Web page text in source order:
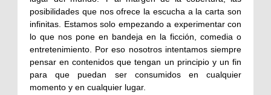
posibilidades que nos ofrece la escucha a la carta son
infinitas. Estamos solo empezando a experimentar con
lo que nos pone en bandeja en la ficción, comedia o
entretenimiento. Por eso nosotros intentamos siempre
pensar en contenidos que tengan un principio y un fin
para que puedan ser consumidos en cualquier
momento y en cualquier lugar.